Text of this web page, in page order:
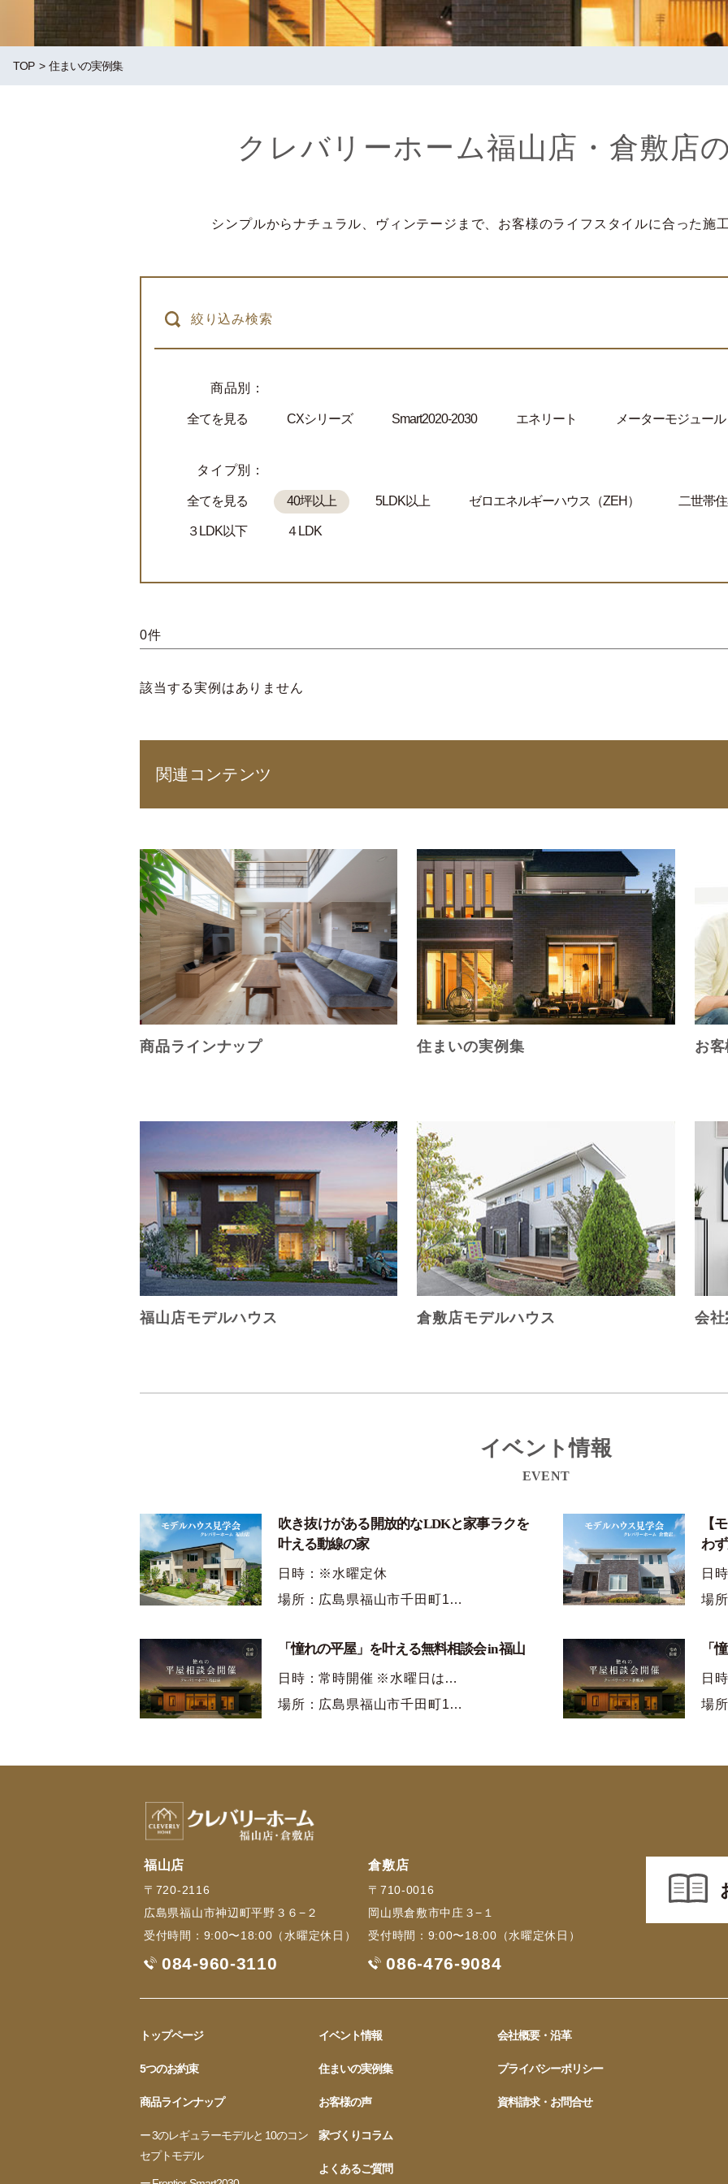
TOP 住まいの実例集
クレバリーホーム福山店・倉敷店
シンプルからナチュラル、ヴィンテージまで、お客様のライフスタイルに合った施
絞り込み検索
商品別：
全てを見る CXシリーズ Smart2020-2030 エネリート メーターモジュール
タイプ別：
全てを見る 40坪以上 5LDK以上 ゼロエネルギーハウス（ZEH） 二世帯
３LDK以下 ４LDK
0件
該当する実例はありません
関連コンテンツ
商品ラインナップ 住まいの実例集 お
福山店モデルハウス 倉敷店モデルハウス 会
イベント情報
EVENT
吹き抜けがある開放的なLDKと家事ラクを
叶える動線の家
日時：※水曜定休
場所：広島県福山市千田町1…
【
わ
日
場
「憧れの平屋」を叶える無料相談会 in 福山
日時：常時開催 ※水曜日は…
場所：広島県福山市千田町1…
「
日
場
福山店
〒720-2116
広島県福山市神辺町平野３６−２
受付時間：9:00〜18:00（水曜定休日）
084-960-3110
倉敷店
〒710-0016
岡山県倉敷市中庄３−１
受付時間：9:00〜18:00（水曜定休日）
086-476-9084
トップページ
5つのお約束
商品ラインナップ
ー 3のレギュラーモデルと 10のコン
セプトモデル
イベント情報
住まいの実例集
お客様の声
家づくりコラム
よくあるご質問
会社概要・沿革
プライバシーポリシー
資料請求・お問合せ